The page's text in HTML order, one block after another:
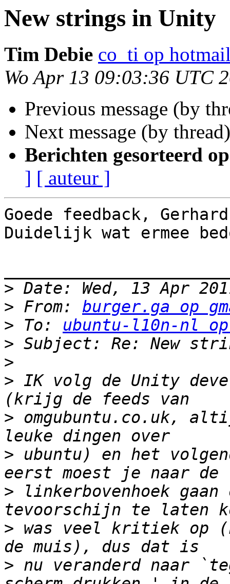
New strings in Unity
Tim Debie co_ti op
Wo Apr 13 09:03:36 UTC
Previous message (by
Next message (by
Berichten gesorteerd
] [ auteur ]
Goede feedback,
Duidelijk wat ermee
>
> From: burger.ga op
> To: ubuntu-l10n-nl
>
>
> IK volg de Unity
> omgubuntu.co.uk,
> ubuntu) en het
> linkerbovenhoek
> was veel kritiek op
> nu veranderd naar